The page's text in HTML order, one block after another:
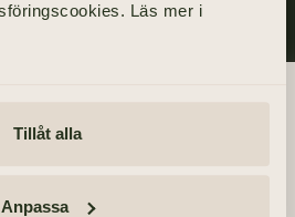
Läs mer i
Tillåt alla
Anpassa